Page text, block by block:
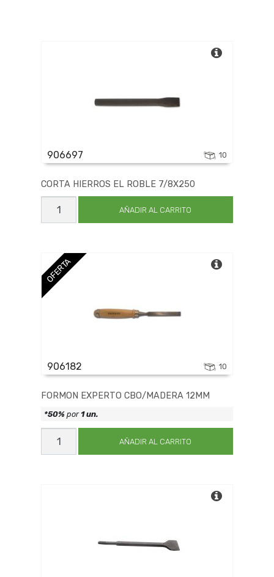
906697 10
CORTA HIERROS EL ROBLE 7/8X250
CORTA
HIERROS
EL
AÑADIR AL CARRITO
OFERTA
906182 10
FORMON EXPERTO CBO/MADERA 12MM
FORMON
EXPERTO
CBO/MADERA
AÑADIR AL CARRITO
*50% por1 un.